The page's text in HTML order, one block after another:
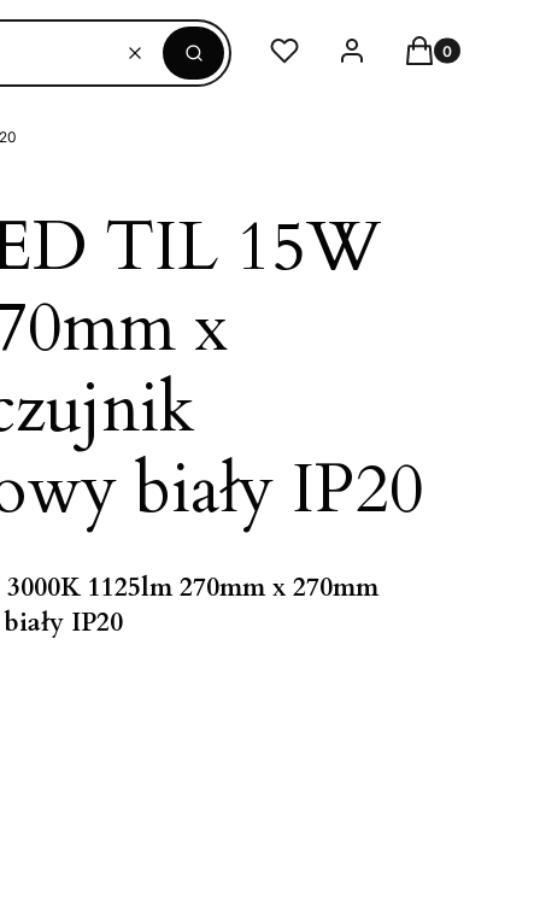
WyczyśćSzukaj
Ulubione Zaloguj sięProdukty w
Koszyk
TIL 15W
x
biały IP20
1125lm 270mm x 270mm
IP20